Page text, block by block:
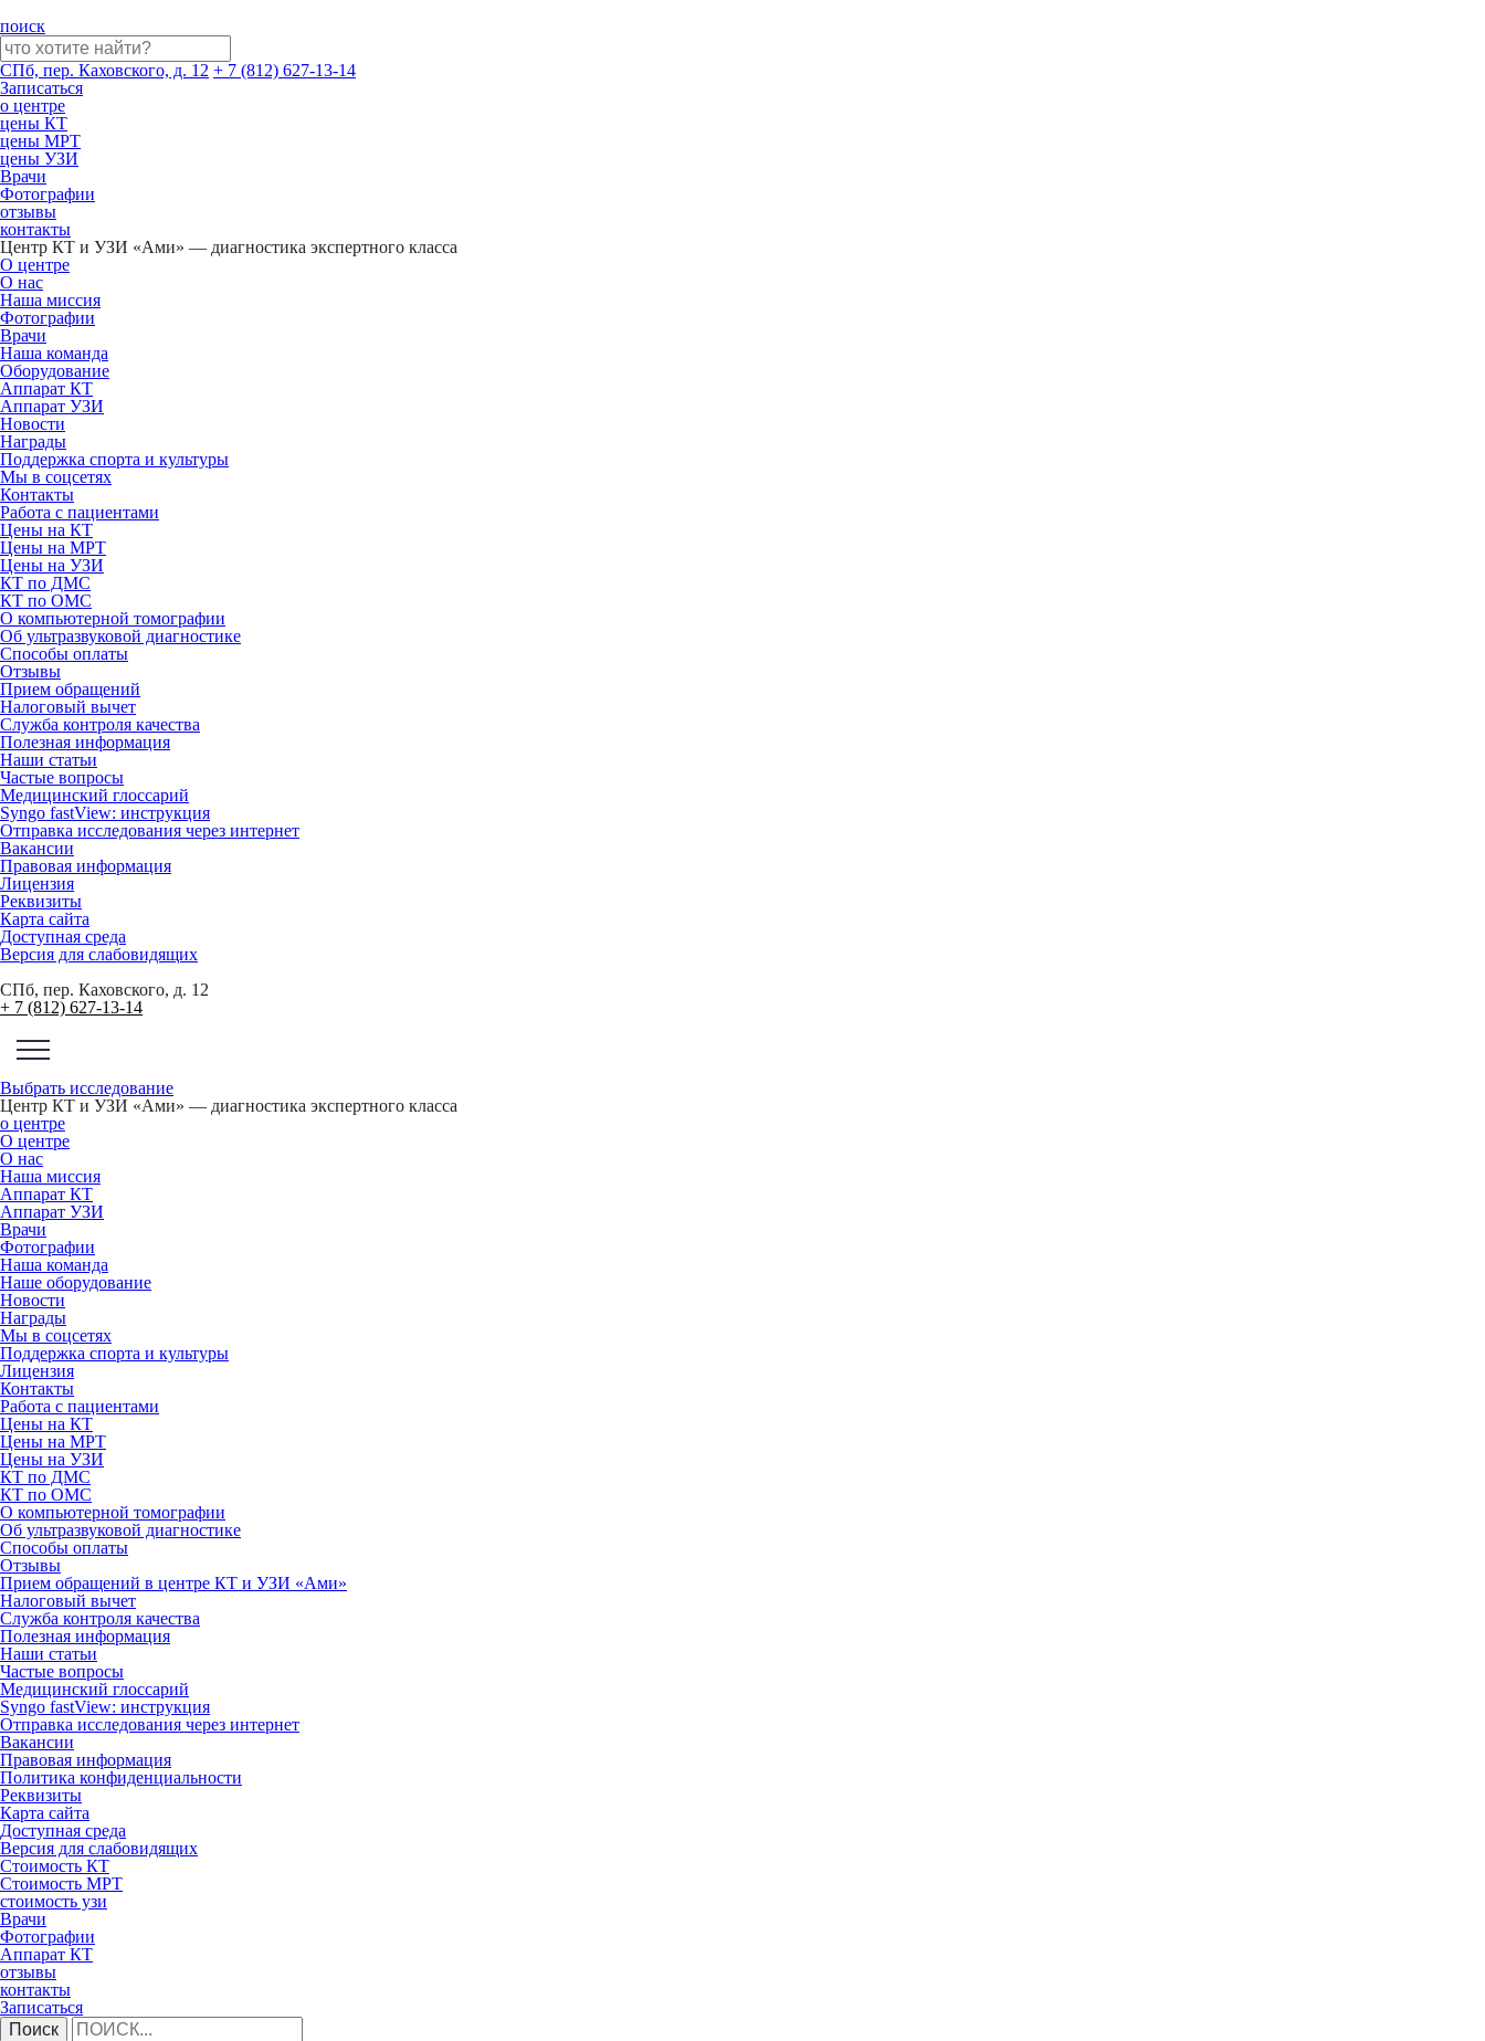
поиск
СПб, пер. Каховского, д. 12 + 7 (812) 627-13-14
Записаться
о центре
цены КТ
цены МРТ
цены УЗИ
Врачи
Фотографии
отзывы
контакты
Центр КТ и УЗИ «Ами» — диагностика экспертного класса
О центре
О нас
Наша миссия
Фотографии
Врачи
Наша команда
Оборудование
Аппарат КТ
Аппарат УЗИ
Новости
Награды
Поддержка спорта и культуры
Мы в соцсетях
Контакты
Работа с пациентами
Цены на КТ
Цены на МРТ
Цены на УЗИ
КТ по ДМС
КТ по ОМС
О компьютерной томографии
Об ультразвуковой диагностике
Способы оплаты
Отзывы
Прием обращений
Налоговый вычет
Служба контроля качества
Полезная информация
Наши статьи
Частые вопросы
Медицинский глоссарий
Syngo fastView: инструкция
Отправка исследования через интернет
Вакансии
Правовая информация
Лицензия
Реквизиты
Карта сайта
Доступная среда
Версия для слабовидящих
СПб, пер. Каховского, д. 12
+ 7 (812) 627-13-14
Выбрать исследование
Центр КТ и УЗИ «Ами» — диагностика экспертного класса
о центре
О центре
О нас
Наша миссия
Аппарат КТ
Аппарат УЗИ
Врачи
Фотографии
Наша команда
Наше оборудование
Новости
Награды
Мы в соцсетях
Поддержка спорта и культуры
Лицензия
Контакты
Работа с пациентами
Цены на КТ
Цены на МРТ
Цены на УЗИ
КТ по ДМС
КТ по ОМС
О компьютерной томографии
Об ультразвуковой диагностике
Способы оплаты
Отзывы
Прием обращений в центре КТ и УЗИ «Ами»
Налоговый вычет
Служба контроля качества
Полезная информация
Наши статьи
Частые вопросы
Медицинский глоссарий
Syngo fastView: инструкция
Отправка исследования через интернет
Вакансии
Правовая информация
Политика конфиденциальности
Реквизиты
Карта сайта
Доступная среда
Версия для слабовидящих
Стоимость КТ
Стоимость МРТ
стоимость узи
Врачи
Фотографии
Аппарат КТ
отзывы
контакты
Записаться
Поиск